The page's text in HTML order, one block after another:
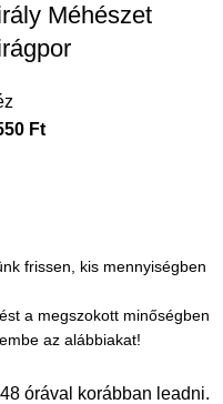
Méhészet
Ft
frissen, kis mennyiségben
a megszokott minőségben
az alábbiakat!
órával korábban leadni.